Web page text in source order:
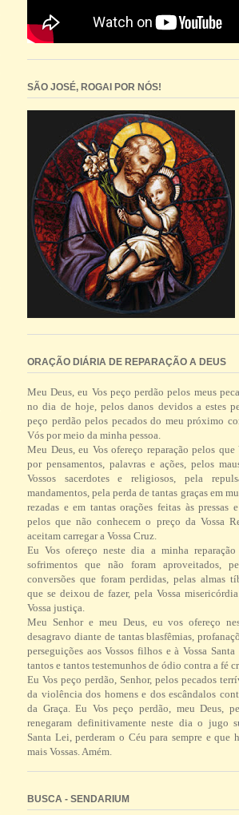
SÃO JOSÉ, ROGAI POR NÓS!
ORAÇÃO DIÁRIA DE REPARAÇÃO A DEUS
Meu Deus, eu Vos peço perdão pelos meus
no dia de hoje, pelos danos devidos a estes
peço perdão pelos pecados do meu próximo
Vós por meio da minha pessoa.
Meu Deus, eu Vos ofereço reparação pelos que
por pensamentos, palavras e ações, pelos
Vossos sacerdotes e religiosos, pela
mandamentos, pela perda de tantas graças em
rezadas e em tantas orações feitas às pressas
pelos que não conhecem o preço da Vossa
aceitam carregar a Vossa Cruz.
Eu Vos ofereço neste dia a minha
sofrimentos que não foram aproveitados,
conversões que foram perdidas, pelas almas
que se deixou de fazer, pela Vossa
Vossa justiça.
Meu Senhor e meu Deus, eu vos ofereço
desagravo diante de tantas blasfêmias,
perseguições aos Vossos filhos e à Vossa
tantos e tantos testemunhos de ódio contra a fé
Eu Vos peço perdão, Senhor, pelos pecados
da violência dos homens e dos escândalos
da Graça. Eu Vos peço perdão, meu Deus,
renegaram definitivamente neste dia o jugo
Santa Lei, perderam o Céu para sempre e que
mais Vossas. Amém.
BUSCA - SENDARIUM